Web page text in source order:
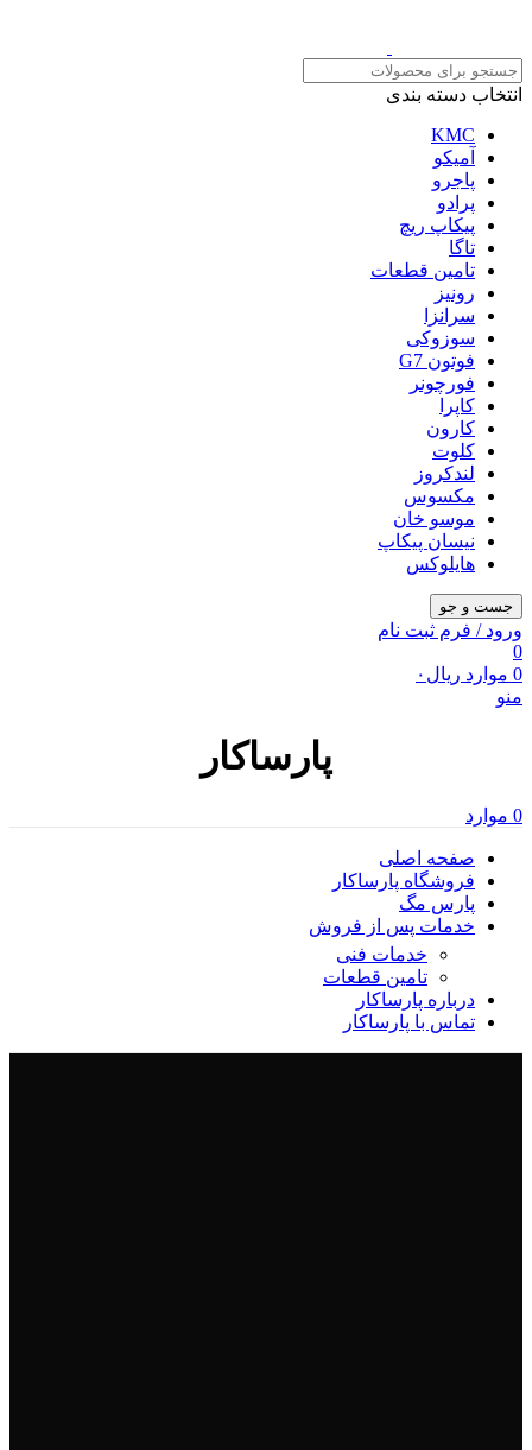
انتخاب دسته بندی
KMC
آمیکو
پاجرو
پرادو
پیکاپ ریچ
تاگا
تامین قطعات
رونیز
سرانزا
سوزوکی
فوتون G7
فورچونر
کاپرا
کارون
کلوت
لندکروز
مکسوس
موسو خان
نیسان پیکاپ
هایلوکس
جست و جو
ورود / فرم ثبت نام
0
0 موارد ریال ۰
منو
پارساکار
0 موارد
صفحه اصلی
فروشگاه پارساکار
پارس مگ
خدمات پس از فروش
خدمات فنی
تامین قطعات
درباره پارساکار
تماس با پارساکار